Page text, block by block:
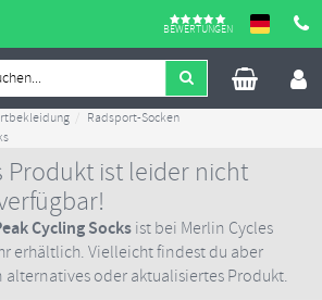
BEWERTUNGEN
Radsport-Socken
Produkt ist leider nicht
Cycling Socksist bei Merlin Cycles
erhältlich. Vielleicht findest du aber
alternatives oder aktualisiertes Produkt.